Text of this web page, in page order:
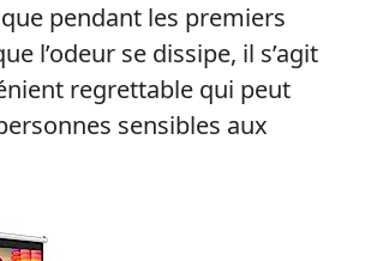
pendant les premiers
l’odeur se dissipe, il s’agit
regrettable qui peut
sensibles aux